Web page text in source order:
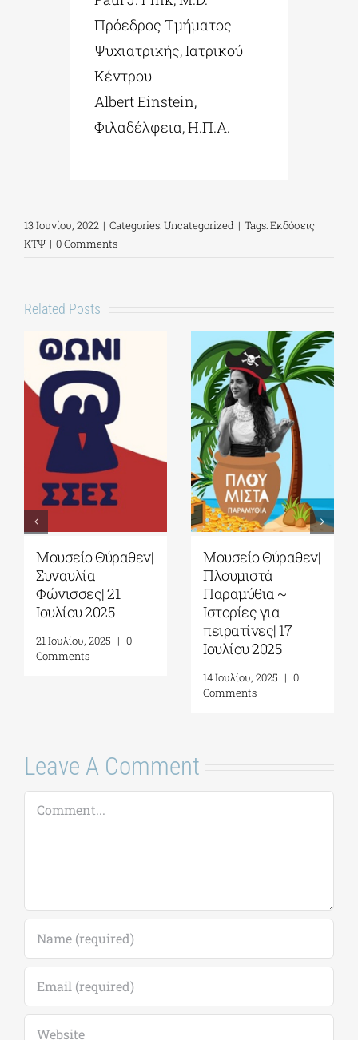
Πρόεδρος Τμήματος
Ψυχιατρικής, Ιατρικού
Κέντρου
Albert Einstein,
Φιλαδέλφεια, Η.Π.Α.
13 Ιουνίου, 2022 | Categories:Uncategorized | Tags:Εκδόσεις
ΚΤΨ | 0 Comments
Related Posts
Μουσείο Θύραθεν|
Συναυλία
Φώνισσες| 21
Ιουλίου 2025
21 Ιουλίου, 2025 | 0
Comments
Μουσείο Θύραθεν|
Πλουμιστά
Παραμύθια ~
Ιστορίες για
πειρατίνες| 17
Ιουλίου 2025
14 Ιουλίου, 2025 | 0
Comments
Leave A Comment
Comment